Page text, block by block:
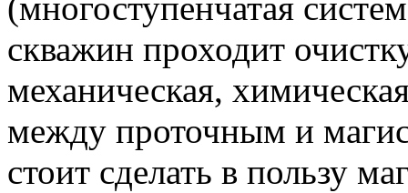
(многоступенчатая
скважин проходит
механическая,
между проточным и
стоит сделать в пользу